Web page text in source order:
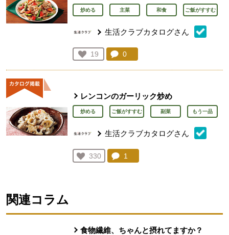
炒める 主菜 和食 ご飯がすすむ
生活クラブカタログさん
お気に入り登録：
19
人が登録
コメント：
0
レンコンのガーリック炒め
炒める ご飯がすすむ 副菜 もう一品
生活クラブカタログさん
お気に入り登録：
330
人が登録
コメント：
1
関連コラム
食物繊維、ちゃんと摂れてますか？